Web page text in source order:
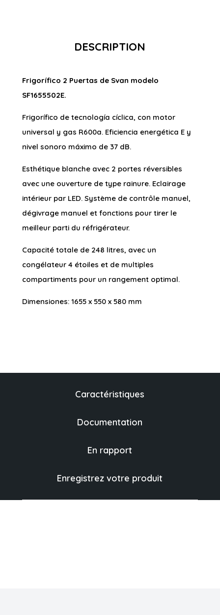
DESCRIPTION
Frigorífico 2 Puertas de Svan modelo
SF1655502E.
Frigorífico de tecnología cíclica, con motor
universal y gas R600a. Eficiencia energética E y
nivel sonoro máximo de 37 dB.
Esthétique blanche avec 2 portes réversibles
avec une ouverture de type rainure. Eclairage
intérieur par LED. Système de contrôle manuel,
dégivrage manuel et fonctions pour tirer le
meilleur parti du réfrigérateur.
Capacité totale de 248 litres, avec un
congélateur 4 étoiles et de multiples
compartiments pour un rangement optimal.
Dimensiones: 1655 x 550 x 580 mm
Caractéristiques
Documentation
En rapport
Enregistrez votre produit